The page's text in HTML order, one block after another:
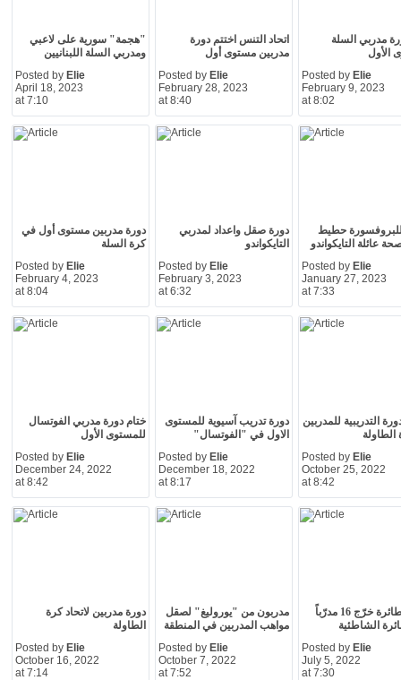
"هجمة" سورية على لاعبي
ومدربي السلة اللبنانيين
Posted by Elie
April 18, 2023
at 7:10
اتحاد التنس اختتم دورة
مدربين مستوى أول
Posted by Elie
February 28, 2023
at 8:40
مدربي السلة
الأول
Posted by Elie
February 9, 2023
at 8:02
دورة مدربين مستوى أول في
كرة السلة
Posted by Elie
February 4, 2023
at 8:04
دورة صقل واعداد لمدربي
التايكواندو
Posted by Elie
February 3, 2023
at 6:32
حطيط
عائلة التايكواندو
Posted by Elie
January 27, 2023
at 7:33
ختام دورة مدربي الفوتسال
للمستوى الأول
Posted by Elie
December 24, 2022
at 8:42
دورة تدريب آسيوية للمستوى
الاول في "الفوتسال"
Posted by Elie
December 18, 2022
at 8:17
التدريبية للمدربين
Posted by Elie
October 25, 2022
at 8:42
دورة مدربين لاتحاد كرة
الطاولة
Posted by Elie
October 16, 2022
at 7:14
مدربون من "يوروليغ" لصقل
مواهب المدربين في المنطقة
Posted by Elie
October 7, 2022
at 7:52
إتحاد الطائرة خرّج 16 مدرّباً
الشاطئية
Posted by Elie
July 5, 2022
at 7:30